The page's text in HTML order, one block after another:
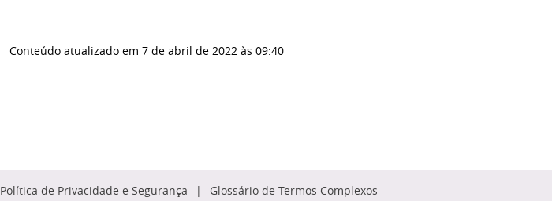
Conteúdo atualizado em 7 de abril de 2022 às 09:40
Política de Privacidade e Segurança Glossário de Termos Complexos